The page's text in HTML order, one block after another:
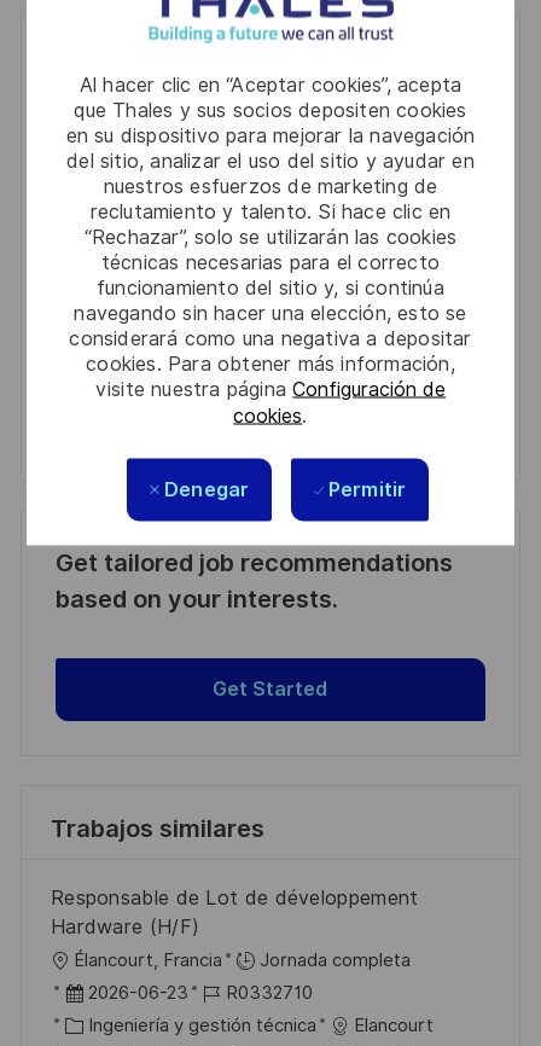
Al hacer clic en “Aceptar cookies”, acepta
que Thales y sus socios depositen cookies
en su dispositivo para mejorar la navegación
del sitio, analizar el uso del sitio y ayudar en
nuestros esfuerzos de marketing de
reclutamiento y talento. Si hace clic en
“Rechazar”, solo se utilizarán las cookies
técnicas necesarias para el correcto
funcionamiento del sitio y, si continúa
navegando sin hacer una elección, esto se
considerará como una negativa a depositar
cookies. Para obtener más información,
visite nuestra páginaConfiguración de
cookies.
Denegar Permitir
You'll receive updates once a week
Enter
address
(Required)
Required
Revise y acepte los términos del procesamiento de
su información personal
Activar
Manage alerts
Get tailored job recommendations
based on your interests.
Get Started
Trabajos similares
Responsable de Lot de développement
Hardware (H/F)
U
b
Élancourt, Francia
Jornada completa
F
e
2026-06-23
I
D
R0332710
C Ingeniería y gestión técnica
Elancourt